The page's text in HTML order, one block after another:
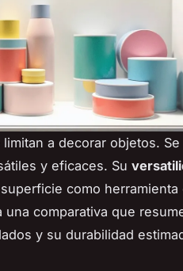
a decorar objetos. Se
y eficaces. Su
como herramienta
comparativa que
y su durabilidad